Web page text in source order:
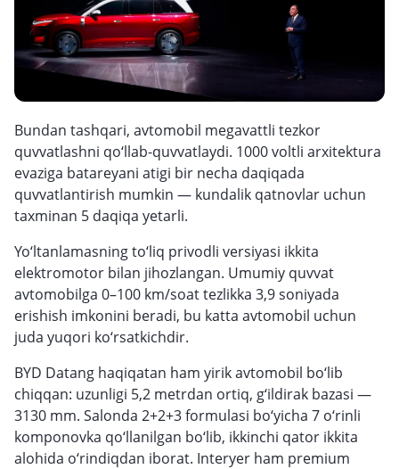
Bundan tashqari, avtomobil megavattli tezkor
quvvatlashni qo‘llab-quvvatlaydi. 1000 voltli arxitektura
evaziga batareyani atigi bir necha daqiqada
quvvatlantirish mumkin — kundalik qatnovlar uchun
taxminan 5 daqiqa yetarli.
Yo‘ltanlamasning to‘liq privodli versiyasi ikkita
elektromotor bilan jihozlangan. Umumiy quvvat
avtomobilga 0–100 km/soat tezlikka 3,9 soniyada
erishish imkonini beradi, bu katta avtomobil uchun
juda yuqori ko‘rsatkichdir.
BYD Datang haqiqatan ham yirik avtomobil bo‘lib
chiqqan: uzunligi 5,2 metrdan ortiq, g‘ildirak bazasi —
3130 mm. Salonda 2+2+3 formulasi bo‘yicha 7 o‘rinli
komponovka qo‘llanilgan bo‘lib, ikkinchi qator ikkita
alohida o‘rindiqdan iborat. Interyer ham premium